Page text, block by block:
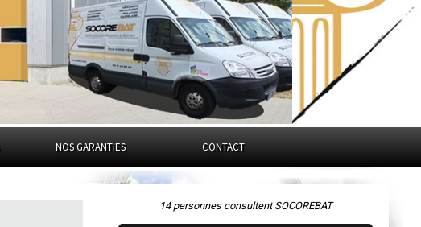
NOS GARANTIES CONTACT
14 personnes consultent SOCOREBAT